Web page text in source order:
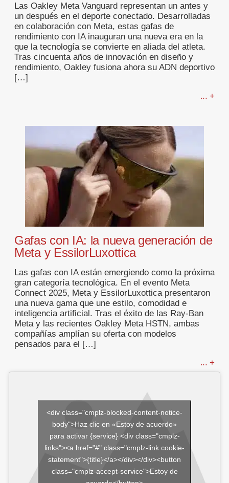
Las Oakley Meta Vanguard representan un antes y
un después en el deporte conectado. Desarrolladas
en colaboración con Meta, estas gafas de
rendimiento con IA inauguran una nueva era en la
que la tecnología se convierte en aliada del atleta.
Tras cincuenta años de innovación en diseño y
rendimiento, Oakley fusiona ahora su ADN deportivo
[…]
... +
Gafas con IA: la nueva generación de
Meta y EssilorLuxottica
Las gafas con IA están emergiendo como la próxima
gran categoría tecnológica. En el evento Meta
Connect 2025, Meta y EssilorLuxottica presentaron
una nueva gama que une estilo, comodidad e
inteligencia artificial. Tras el éxito de las Ray-Ban
Meta y las recientes Oakley Meta HSTN, ambas
compañías amplían su oferta con modelos
pensados para el […]
... +
<div class="cmplz-blocked-content-notice-
body">Haz clic en «Estoy de acuerdo»
para activar {service} <div class="cmplz-
links"><a href="#" class="cmplz-link cookie-
statement">{title}</a></div></div><button
class="cmplz-accept-service">Estoy de